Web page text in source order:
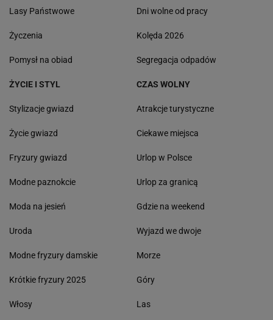
Lasy Państwowe
Życzenia
Pomysł na obiad
Dni wolne od pracy
Kolęda 2026
Segregacja odpadów
ŻYCIE I STYL
Stylizacje gwiazd
Życie gwiazd
Fryzury gwiazd
Modne paznokcie
Moda na jesień
Uroda
Modne fryzury damskie
Krótkie fryzury 2025
Włosy
CZAS WOLNY
Atrakcje turystyczne
Ciekawe miejsca
Urlop w Polsce
Urlop za granicą
Gdzie na weekend
Wyjazd we dwoje
Morze
Góry
Las